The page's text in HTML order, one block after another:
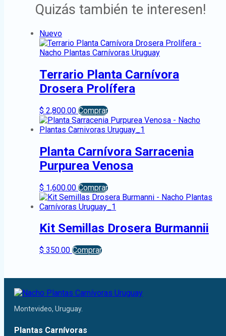
Quizás también te interesen!
Nuevo
Terrario Planta Carnívora
Drosera Prolífera
$ 2,800.00 Comprar
Planta Carnívora Sarracenia
Purpurea Venosa
$ 1,600.00 Comprar
Kit Semillas Drosera Burmannii
$ 350.00 Comprar
Montevideo, Uruguay.
Plantas Carnívoras